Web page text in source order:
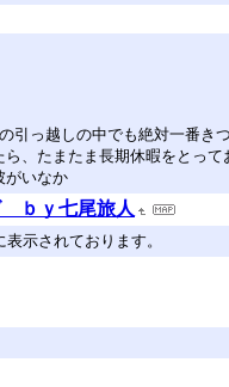
っ越しの中でも絶対一番き
、たまたま長期休暇をとって
がいなか
ｂｙ七尾旅人
示されております。